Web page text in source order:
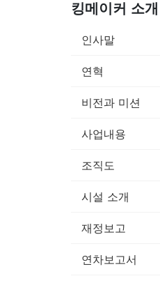
킹메이커 소개
인사말
연혁
비전과 미션
사업내용
조직도
시설 소개
재정보고
연차보고서